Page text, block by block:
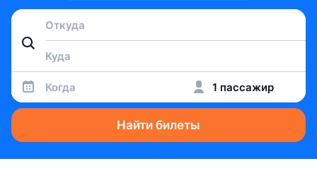
Когда 1 пассажир
Найти билеты